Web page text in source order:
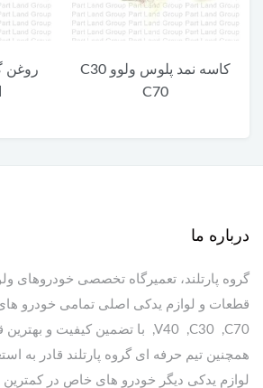
کاسه نمد پلوس ولوو C30
C70
روغن
درباره ما
گروه پارتلند، تعمیرگاه تخصصی خودروهای
,V40 ,C30 ,C70 با تضمین کیفیت و بهترین قیمت می‌باشد.
همچنین تیم حرفه ای گروه پارتلند قادر به
لوازم یدکی دیگر خودرو های خاص در